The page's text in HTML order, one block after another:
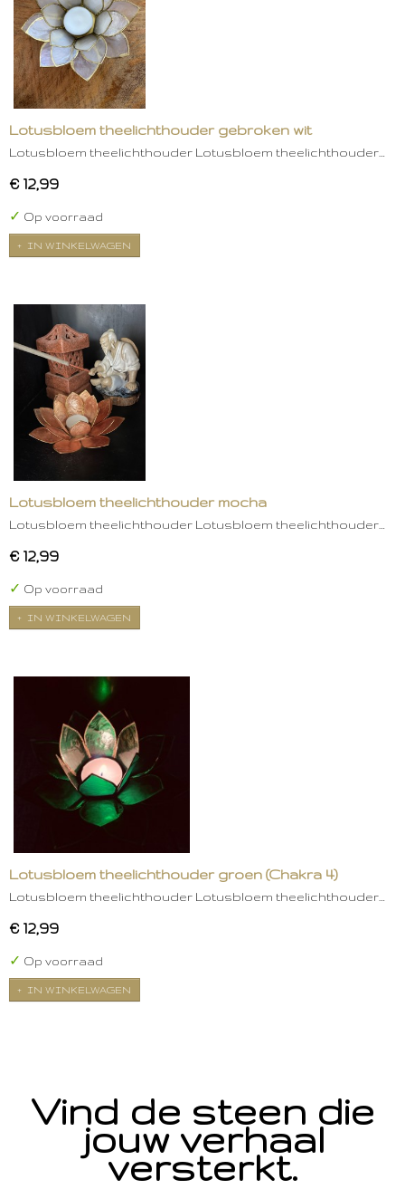
Lotusbloem theelichthouder gebroken wit
Lotusbloem theelichthouder Lotusbloem theelichthouder…
€ 12,99
✓ Op voorraad
IN WINKELWAGEN
Lotusbloem theelichthouder mocha
Lotusbloem theelichthouder Lotusbloem theelichthouder…
€ 12,99
✓ Op voorraad
IN WINKELWAGEN
Lotusbloem theelichthouder groen (Chakra 4)
Lotusbloem theelichthouder Lotusbloem theelichthouder…
€ 12,99
✓ Op voorraad
IN WINKELWAGEN
Vind de steen die
jouw verhaal
versterkt.